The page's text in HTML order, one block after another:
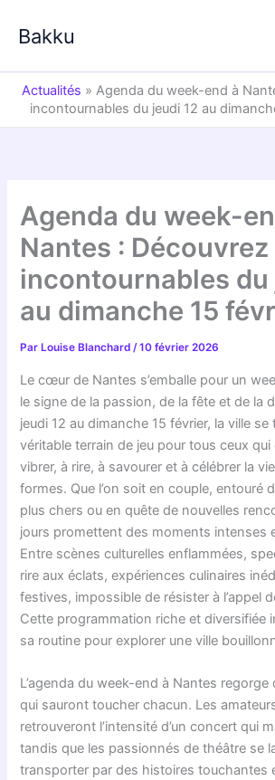
Bakku
Actualités » Agenda du week-end à
incontournables du jeudi 12 au
Agenda du week-
Nantes : Découvrez
incontournables du
au dimanche 15
Par Louise Blanchard/10 février 2026
Le cœur de Nantes s’emballe pour un
le signe de la passion, de la fête et de la
jeudi 12 au dimanche 15 février, la ville
véritable terrain de jeu pour tous ceux
vibrer, à rire, à savourer et à célébrer la
formes. Que l’on soit en couple, entouré
plus chers ou en quête de nouvelles
jours promettent des moments intenses
Entre scènes culturelles enflammées,
rire aux éclats, expériences culinaires
festives, impossible de résister à l’appel
Cette programmation riche et diversifiée
sa routine pour explorer une ville
L’agenda du week-end à Nantes
qui sauront toucher chacun. Les
retrouveront l’intensité d’un concert qui
tandis que les passionnés de théâtre se
transporter par des histoires touchantes